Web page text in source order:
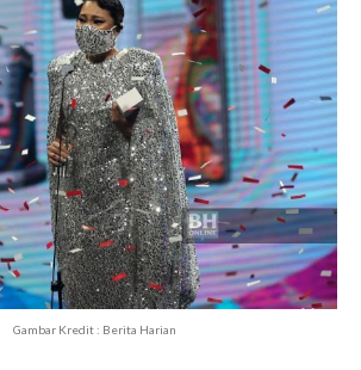
Gambar Kredit : Berita Harian